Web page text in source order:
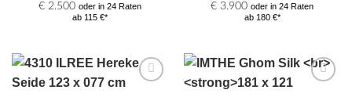
€ 2.500 oder in 24 Raten
ab 115 €*
€ 3.900 oder in 24 Raten
ab 180 €*